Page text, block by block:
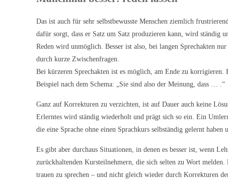
Das ist auch für sehr selbstbewusste Menschen ziemlich
dafür sorgt, dass er Satz um Satz produzieren kann, wird ständig
Reden wird unmöglich. Besser ist also, bei langen Sprechakten
durch kurze Zwischenfragen.
Bei kürzeren Sprechakten ist es möglich, am Ende zu
Beispiel nach dem Schema: „Sie sind also der Meinung, dass … .“
Ganz auf Korrekturen zu verzichten, ist auf Dauer auch keine
Erlerntes wird ständig wiederholt und prägt sich so ein. Ein
die eine Sprache ohne einen Sprachkurs selbständig gelernt
Es gibt aber durchaus Situationen, in denen es besser ist, wenn
zurückhaltenden Kursteilnehmern, die sich selten zu Wort
trauen zu sprechen – und nicht gleich wieder durch Korrekturen